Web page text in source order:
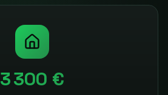
3 300 €